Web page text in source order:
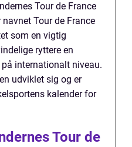
Tour de France
Tour de France
som en vigtig
ryttere en
internationalt niveau.
udviklet sig og er
kalender for
Tour de